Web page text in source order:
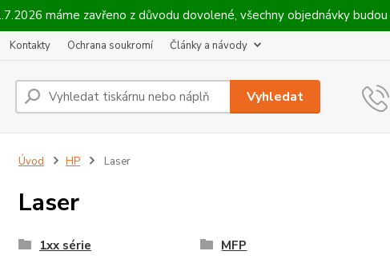
máme zavřeno z důvodu dovolené, všechny objednávky
Kontakty Ochrana soukromí Články a návody
Vyhledat
Úvod HP Laser
Laser
1xx série MFP